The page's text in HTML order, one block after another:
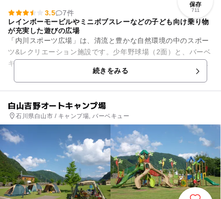
保存
711
3.5
7件
レインボーモービルやミニボブスレーなどの子ども向け乗り物
が充実した遊びの広場
「内川スポーツ広場」は、清流と豊かな自然環境の中のスポー
ツ&レクリエーション施設です。少年野球場（2面）と、バーベ
キューのできる芝生広場、遊びの広場、レストハウスなどが整
備されています。特に遊び...続きをみる
白山吉野オートキャンプ場
石川県白山市 / キャンプ場, バーベキュー